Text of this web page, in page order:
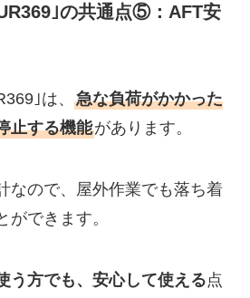
｣の共通点⑤：AFT安
｣は、急な負荷がかかった
止する機能があります。
なので、屋外作業でも落ち着
ができます。
う方でも、安心して使える点